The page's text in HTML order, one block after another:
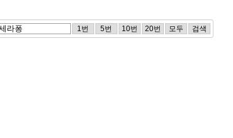
1번 5번 10번 20번 모두 검색